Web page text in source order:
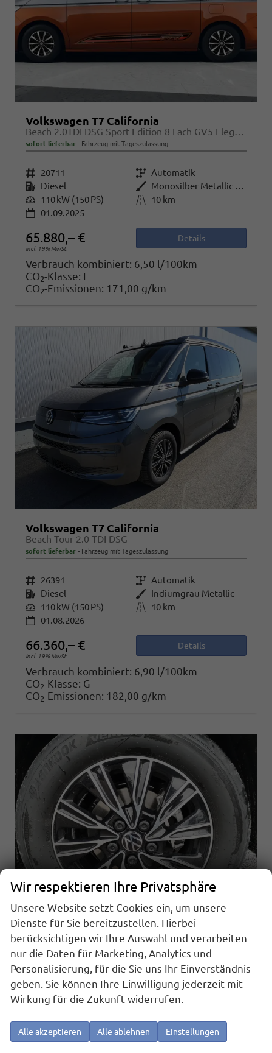
Volkswagen T7 California
Beach 2.0TDI DSG Sport Edition 8 Fach GV5 Elegance+
sofort lieferbar Fahrzeug mit Tageszulassung
Fahrzeugnr. 20711 Getriebe Automatik
Kraftstoff Diesel Außenfarbe
Monosilber Metallic / Energeticorange Metallic
Leistung 110 kW (150 PS) Kilometerstand
10 km
01.09.2025
65.880,– €
incl. 19% MwSt.
Details
Verbrauch kombiniert: 6,50 l/100km
CO2-Klasse: F
CO2-Emissionen: 171,00 g/km
Volkswagen T7 California
Beach Tour 2.0 TDI DSG
sofort lieferbar Fahrzeug mit Tageszulassung
Fahrzeugnr. 26391 Getriebe Automatik
Kraftstoff Diesel Außenfarbe Indiumgrau Metallic
Leistung 110 kW (150 PS) Kilometerstand
10 km
01.08.2026
66.360,– €
incl. 19% MwSt.
Details
Verbrauch kombiniert: 6,90 l/100km
CO2-Klasse: G
CO2-Emissionen: 182,00 g/km
Volkswagen T7 California
Beach Tour 2.0 TDI DSG
sofort lieferbar Fahrzeug mit Tageszulassung
Fahrzeugnr. 26392 GetriebeAutomatik
KraftstoffDiesel AußenfarbeMonosilber Metallic
01.08.2026
Wir respektieren Ihre Privatsphäre
Unsere Website setzt Cookies ein, um unsere
Dienste für Sie bereitzustellen. Hierbei
berücksichtigen wir Ihre Auswahl und verarbeiten
nur die Daten für Marketing, Analytics und
Personalisierung, für die Sie uns Ihr Einverständnis
geben. Sie können Ihre Einwilligung jederzeit mit
Wirkung für die Zukunft widerrufen.
Alle akzeptieren Alle ablehnen Einstellungen